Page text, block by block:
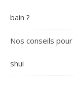
bain ?
Nos conseils pour
shui